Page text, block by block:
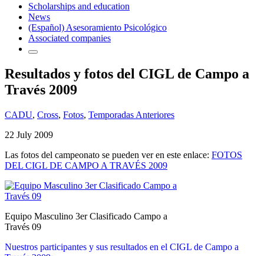
Scholarships and education
News
(Español) Asesoramiento Psicológico
Associated companies
Resultados y fotos del CIGL de Campo a
Través 2009
CADU, Cross, Fotos, Temporadas Anteriores
22 July 2009
Las fotos del campeonato se pueden ver en este enlace: FOTOS
DEL CIGL DE CAMPO A TRAVÉS 2009
Equipo Masculino 3er Clasificado Campo a
Través 09
Nuestros participantes y sus resultados en el CIGL de Campo a